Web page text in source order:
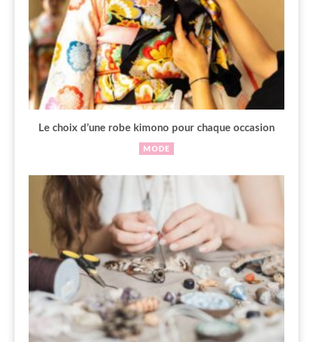
Le choix d’une robe kimono pour chaque occasion
MODE